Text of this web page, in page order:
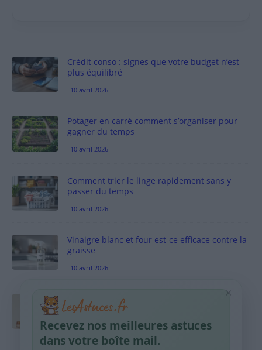
Crédit conso : signes que votre budget n’est
plus équilibré
10 avril 2026
Potager en carré comment s’organiser pour
gagner du temps
10 avril 2026
Comment trier le linge rapidement sans y
passer du temps
10 avril 2026
Vinaigre blanc et four est-ce efficace contre la
graisse
10 avril 2026
Taches pigmentaires : routine simple +
habitudes qui aident
9 avril 2026
×
Recevez nos meilleures astuces
dans votre boîte mail.